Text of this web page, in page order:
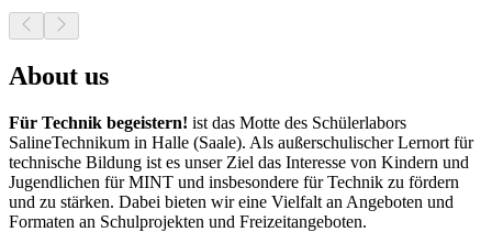
About us
Für Technik begeistern! ist das Motte des Schülerlabors
SalineTechnikum in Halle (Saale). Als außerschulischer Lernort für
technische Bildung ist es unser Ziel das Interesse von Kindern und
Jugendlichen für MINT und insbesondere für Technik zu fördern
und zu stärken. Dabei bieten wir eine Vielfalt an Angeboten und
Formaten an Schulprojekten und Freizeitangeboten.